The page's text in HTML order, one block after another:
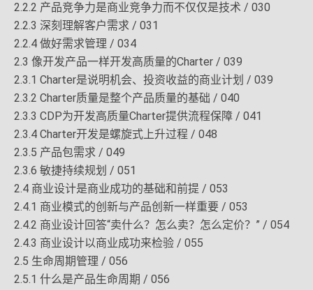
2.2.2 产品竞争力是商业竞争力而不仅仅是技术 / 030
2.2.3 深刻理解客户需求 / 031
2.2.4 做好需求管理 / 034
2.3 像开发产品一样开发高质量的Charter / 039
2.3.1 Charter是说明机会、投资收益的商业计划 / 039
2.3.2 Charter质量是整个产品质量的基础 / 040
2.3.3 CDP为开发高质量Charter提供流程保障 / 041
2.3.4 Charter开发是螺旋式上升过程 / 048
2.3.5 产品包需求 / 049
2.3.6 敏捷持续规划 / 051
2.4 商业设计是商业成功的基础和前提 / 053
2.4.1 商业模式的创新与产品创新一样重要 / 053
2.4.2 商业设计回答“卖什么？怎么卖？怎么定价？” / 054
2.4.3 商业设计以商业成功来检验 / 055
2.5 生命周期管理 / 056
2.5.1 什么是产品生命周期 / 056